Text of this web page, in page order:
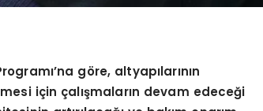
göre, altyapılarının
için çalışmaların devam edeceği